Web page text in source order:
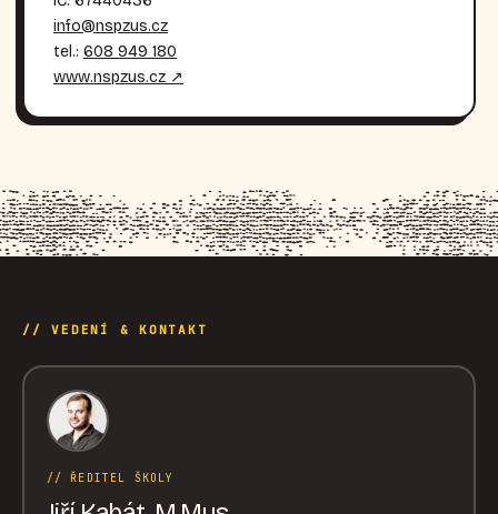
info@nspzus.cz
tel.: 608 949 180
www.nspzus.cz ↗
// VEDENÍ & KONTAKT
// ŘEDITEL ŠKOLY